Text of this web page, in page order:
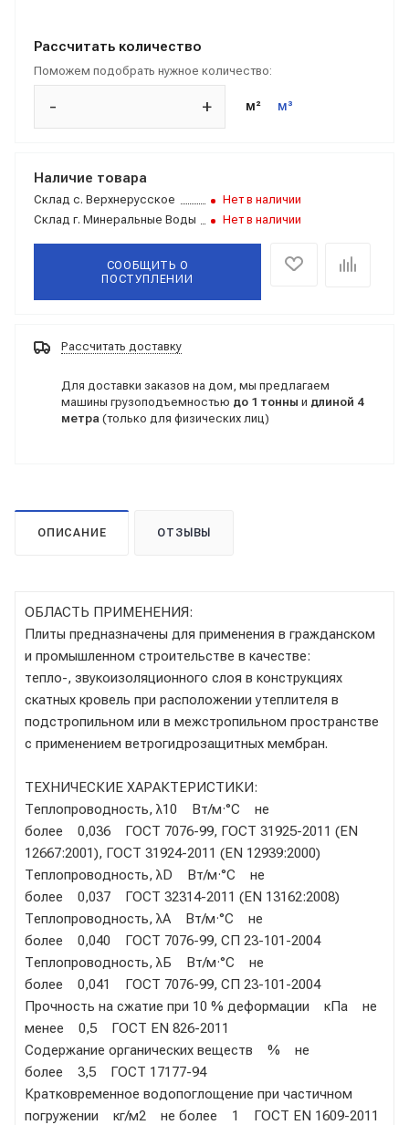
Рассчитать количество
Поможем подобрать нужное количество:
- + м² м³
Наличие товара
Склад с. Верхнерусское
Нет в наличии
Склад г. Минеральные Воды Нет в наличии
СООБЩИТЬ О
ПОСТУПЛЕНИИ
Рассчитать доставку
Для доставки заказов на дом, мы предлагаем
машины грузоподъемностью до 1 тонны и длиной 4
метра (только для физических лиц)
ОПИСАНИЕ ОТЗЫВЫ
ОБЛАСТЬ ПРИМЕНЕНИЯ:
Плиты предназначены для применения в гражданском
и промышленном строительстве в качестве:
тепло-, звукоизоляционного слоя в конструкциях
скатных кровель при расположении утеплителя в
подстропильном или в межстропильном пространстве
с применением ветрогидрозащитных мембран.
ТЕХНИЧЕСКИЕ ХАРАКТЕРИСТИКИ:
Теплопроводность, λ10 Вт/м·°С не
более 0,036 ГОСТ 7076-99, ГОСТ 31925-2011 (EN
12667:2001), ГОСТ 31924-2011 (EN 12939:2000)
Теплопроводность, λD Вт/м·°С не
более 0,037 ГОСТ 32314-2011 (EN 13162:2008)
Теплопроводность, λА Вт/м·°С не
более 0,040 ГОСТ 7076-99, СП 23-101-2004
Теплопроводность, λБ Вт/м·°С не
более 0,041 ГОСТ 7076-99, СП 23-101-2004
Прочность на сжатие при 10 % деформации кПа не
менее 0,5 ГОСТ EN 826-2011
Содержание органических веществ % не
более 3,5 ГОСТ 17177-94
Кратковременное водопоглощение при частичном
погружении кг/м2 не более 1 ГОСТ EN 1609-2011